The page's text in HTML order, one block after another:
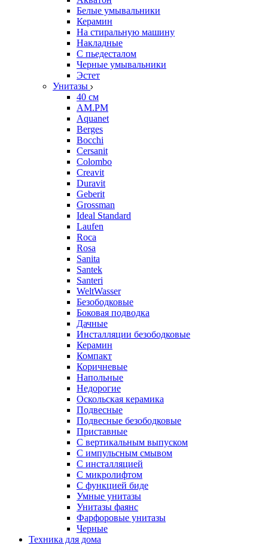
Белые умывальники
Керамин
На стиральную машину
Накладные
С пьедесталом
Черные умывальники
Эстет
Унитазы
40 см
AM.PM
Aquanet
Berges
Bocchi
Cersanit
Colombo
Creavit
Duravit
Geberit
Grossman
Ideal Standard
Laufen
Roca
Rosa
Sanita
Santek
Santeri
WeltWasser
Безободковые
Боковая подводка
Дачные
Инсталляции безободковые
Керамин
Компакт
Коричневые
Напольные
Недорогие
Оскольская керамика
Подвесные
Подвесные безободковые
Приставные
С вертикальным выпуском
С импульсным смывом
С инсталляцией
С микролифтом
С функцией биде
Умные унитазы
Унитазы фаянс
Фарфоровые унитазы
Черные
Техника для дома